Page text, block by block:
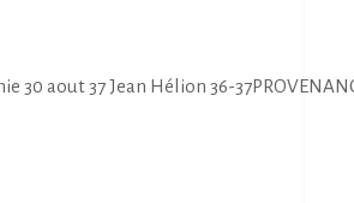
30 aout 37 Jean Hélion 36-